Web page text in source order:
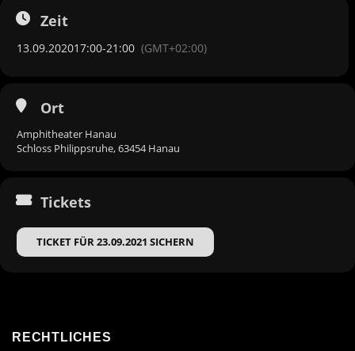
Zeit
13.09.202017:00-21:00 (GMT+02:00)
Ort
Amphitheater Hanau
Schloss Philippsruhe, 63454 Hanau
Tickets
TICKET FÜR 23.09.2021 SICHERN
RECHTLICHES